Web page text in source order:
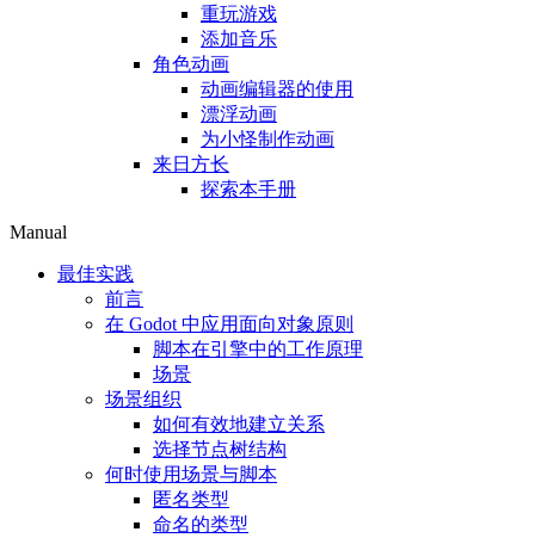
重玩游戏
添加音乐
角色动画
动画编辑器的使用
漂浮动画
为小怪制作动画
来日方长
探索本手册
Manual
最佳实践
前言
在 Godot 中应用面向对象原则
脚本在引擎中的工作原理
场景
场景组织
如何有效地建立关系
选择节点树结构
何时使用场景与脚本
匿名类型
命名的类型